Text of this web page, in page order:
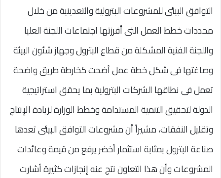
التوافق البيئى للمشروعات البترولية والتعدينية من خلال
محددات خطط العمل التى أفرزتها اجتماعات اللجنة العليا
واللجنة الفنية المشكلة من قطاع البترول وجهاز شئون البيئة
وصاغتها فى شكل خطة عمل أضحت كخارطة طريق واضحة
تعمل فى نطاقها الشركات البترولية بما يحقق استراتيجية
الدولة لتحقيق التنمية المستدامة وخطط الوزارة لزيادة الإنتاج
وتقليل النفقات، مشيراً أن مشروعات التوافق البيئى تعدها
صناعة البترول بمثابة استثمار أخضر يرفع من قيمة وعائدات
المشروعات وأن هذا التعاون نتج عنه إنجازات كثيرة أشارت